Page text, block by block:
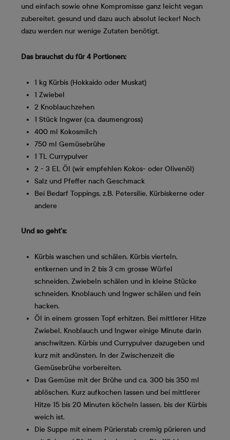
und einfach sowie ohne Kompromisse ganz leicht vegan
zubereitet, gesund und dazu auch absolut lecker! Noch
dazu werden nur wenige Zutaten benötigt.
Das brauchst du für 4 Portionen:
1 kg Kürbis (Hokkaido oder Muskat)
1 Zwiebel
2 Knoblauchzehen
1 Stück Ingwer (ca. daumengross)
400 ml Kokosmilch
750 ml Gemüsebrühe
1 TL Currypulver
2 - 3 EL Öl (wir empfehlen Kokos- oder Olivenöl)
Salz und Pfeffer nach Geschmack
Bei Bedarf Toppings, z.B. Petersilie, Kürbiskerne oder
andere
Und so geht’s:
Kürbis waschen und schälen. Kürbis vierteln,
entkernen und in 2 bis 3 cm grosse Würfel
schneiden. Zwiebeln schälen und in kleine Stücke
schneiden. Knoblauch und Ingwer schälen und fein
hacken.
Öl in einem grossen Topf erhitzen. Bei mittlerer Hitze
Zwiebel, Knoblauch und Ingwer einige Minute darin
anschwitzen. Kürbis und Currypulver dazugeben und
kurz mit andünsten. In der Zwischenzeit die
Gemüsebrühe vorbereiten.
Das Gemüse mit der Brühe und ca. 300 bis 350 ml
ablöschen. Kurz aufkochen lassen und bei mittlerer
Hitze 15 bis 20 Minuten köcheln lassen, bis der Kürbis
weich ist.
Die Suppe mit einem Pürierstab cremig pürieren und